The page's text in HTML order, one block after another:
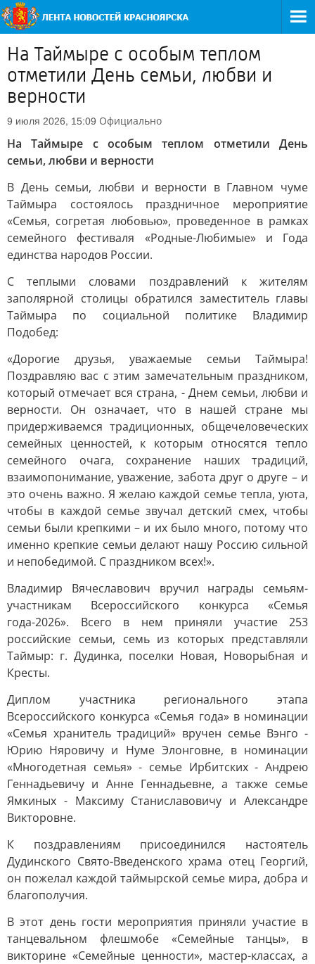
На Таймыре с особым теплом
отметили День семьи, любви и
верности
9 июля 2026, 15:09 Официально
На Таймыре с особым теплом отметили День
семьи, любви и верности
В День семьи, любви и верности в Главном чуме
Таймыра состоялось праздничное мероприятие
«Семья, согретая любовью», проведенное в рамках
семейного фестиваля «Родные-Любимые» и Года
единства народов России.
С теплыми словами поздравлений к жителям
заполярной столицы обратился заместитель главы
Таймыра по социальной политике Владимир
Подобед:
«Дорогие друзья, уважаемые семьи Таймыра!
Поздравляю вас с этим замечательным праздником,
который отмечает вся страна, - Днем семьи, любви и
верности. Он означает, что в нашей стране мы
придерживаемся традиционных, общечеловеческих
семейных ценностей, к которым относятся тепло
семейного очага, сохранение наших традиций,
взаимопонимание, уважение, забота друг о друге – и
это очень важно. Я желаю каждой семье тепла, уюта,
чтобы в каждой семье звучал детский смех, чтобы
семьи были крепкими – и их было много, потому что
именно крепкие семьи делают нашу Россию сильной
и непобедимой. С праздником всех!».
Владимир Вячеславович вручил награды семьям-
участникам Всероссийского конкурса «Семья
года-2026». Всего в нем приняли участие 253
российские семьи, семь из которых представляли
Таймыр: г. Дудинка, поселки Новая, Новорыбная и
Кресты.
Диплом участника регионального этапа
Всероссийского конкурса «Семья года» в номинации
«Семья хранитель традиций» вручен семье Вэнго -
Юрию Няровичу и Нуме Элонговне, в номинации
«Многодетная семья» - семье Ирбитских - Андрею
Геннадьевичу и Анне Геннадьевне, а также семье
Ямкиных - Максиму Станиславовичу и Александре
Викторовне.
К поздравлениям присоединился настоятель
Дудинского Свято-Введенского храма отец Георгий,
он пожелал каждой таймырской семье мира, добра и
благополучия.
В этот день гости мероприятия приняли участие в
танцевальном флешмобе «Семейные танцы», в
викторине «Семейные ценности», мастер-классах, а